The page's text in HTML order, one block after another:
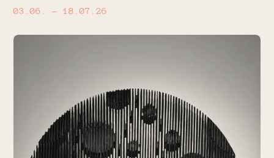
03.06. – 18.07.26